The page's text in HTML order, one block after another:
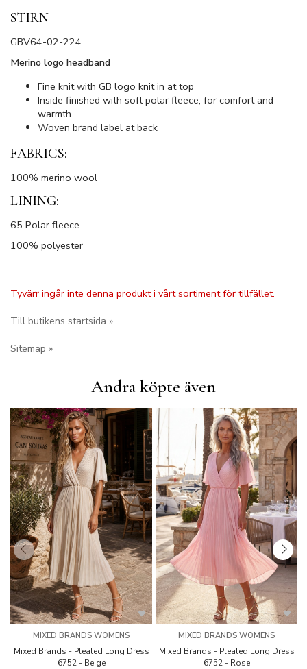
STIRN
GBV64-02-224
Merino logo headband
Fine knit with GB logo knit in at top
Inside finished with soft polar fleece, for comfort and
warmth
Woven brand label at back
FABRICS:
100% merino wool
LINING:
65 Polar fleece
100% polyester
Tyvärr ingår inte denna produkt i vårt sortiment för tillfället.
Till butikens startsida »
Sitemap »
Andra köpte även
MIXED BRANDS WOMENS
Mixed Brands - Pleated Long Dress
6752 - Beige
MIXED BRANDS WOMENS
Mixed Brands - Pleated Long Dress
6752 - Rose